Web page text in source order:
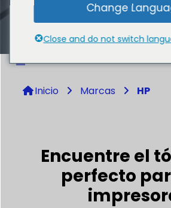
HP
Inicio Marcas HP
Encuentre el
perfecto
Change
Close and do not switch